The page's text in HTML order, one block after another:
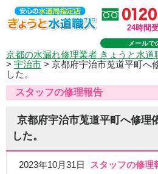
24時間
メールで
京都の水漏れ修理業者 きょうと水道
> 宇治市 > 京都府宇治市莵道平町へ
した。
スタッフの修理報告
京都府宇治市莵道平町へ修理
した。
2023年10月31日 スタッフの修理